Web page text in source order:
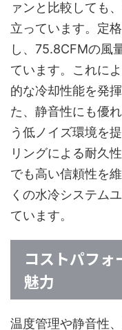
ァンと比較しても
立っています。定
し、75.8CFMの風
ています。これに
的な冷却性能を発
た、静音性にも優
う低ノイズ環境を
リングによる耐久
でも高い信頼性を
くの水冷システム
ています。
コストパフォ
魅力
温度管理や静音性